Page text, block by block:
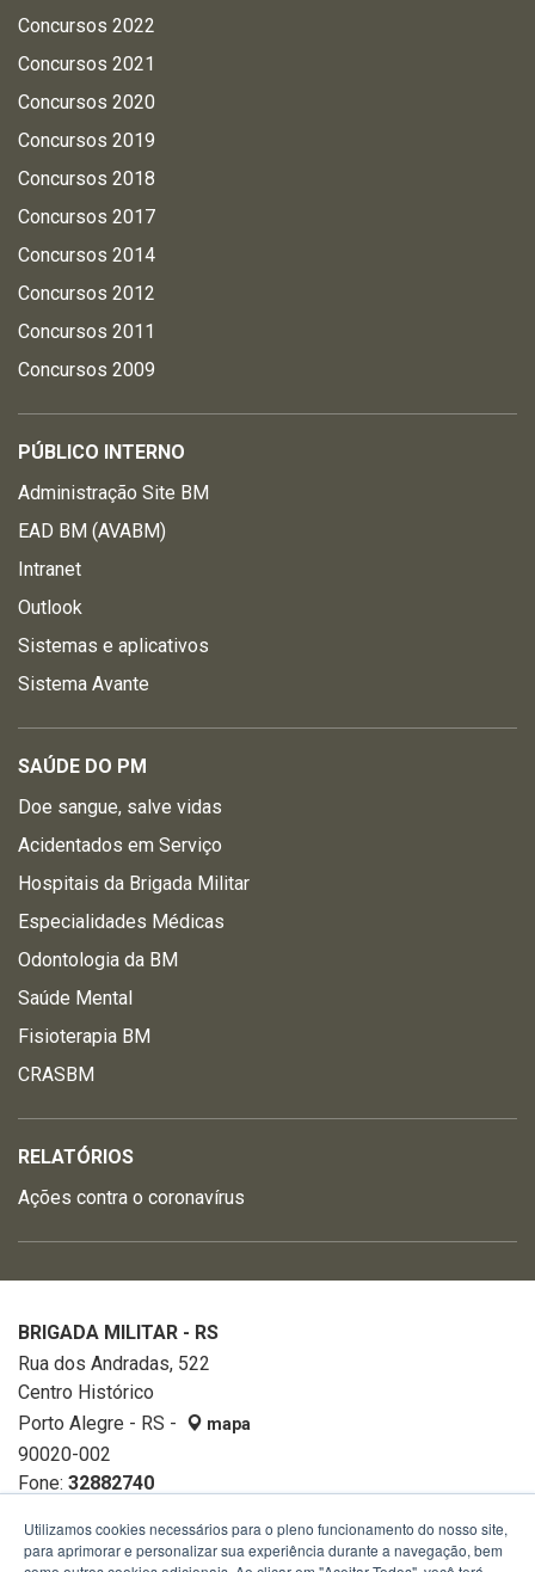
Concursos 2022
Concursos 2021
Concursos 2020
Concursos 2019
Concursos 2018
Concursos 2017
Concursos 2014
Concursos 2012
Concursos 2011
Concursos 2009
PÚBLICO INTERNO
Administração Site BM
EAD BM (AVABM)
Intranet
Outlook
Sistemas e aplicativos
Sistema Avante
SAÚDE DO PM
Doe sangue, salve vidas
Acidentados em Serviço
Hospitais da Brigada Militar
Especialidades Médicas
Odontologia da BM
Saúde Mental
Fisioterapia BM
CRASBM
RELATÓRIOS
Ações contra o coronavírus
BRIGADA MILITAR - RS
Rua dos Andradas, 522
Centro Histórico
Porto Alegre - RS -
mapa
90020-002
Fone: 32882740
Utilizamos cookies necessários para o pleno funcionamento do nosso site,
para aprimorar e personalizar sua experiência durante a navegação, bem